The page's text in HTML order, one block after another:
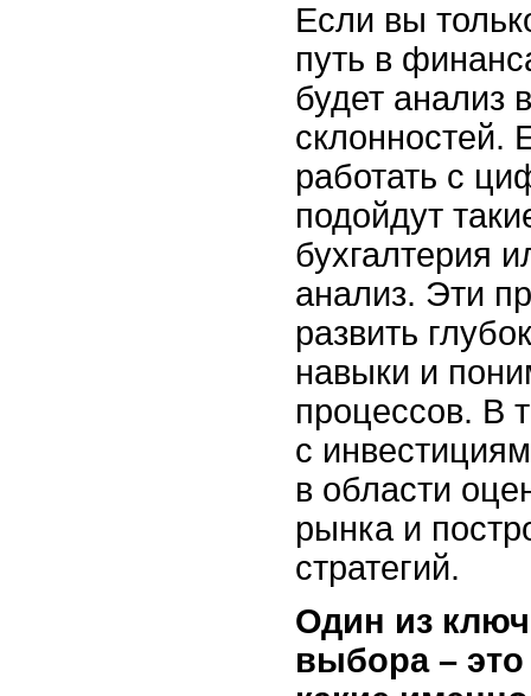
Если вы
путь в
будет анализ
склонностей.
работать с
подойдут
бухгалтерия
анализ. Эти
развить
навыки и
процессов. В
с
в области
рынка и
стратегий.
Один из
выбора –